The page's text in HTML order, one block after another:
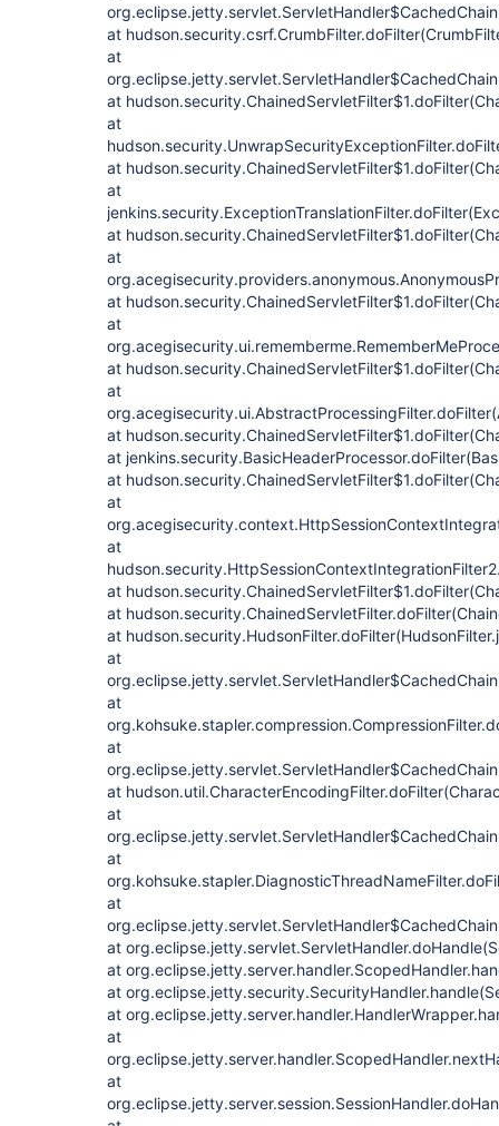
at
at
at
at
at
at
at
at
at
at
at
at
at
at
at
at
at
at
at
at
at
at
at
at
at
at
at
at
at
at
at
at
at